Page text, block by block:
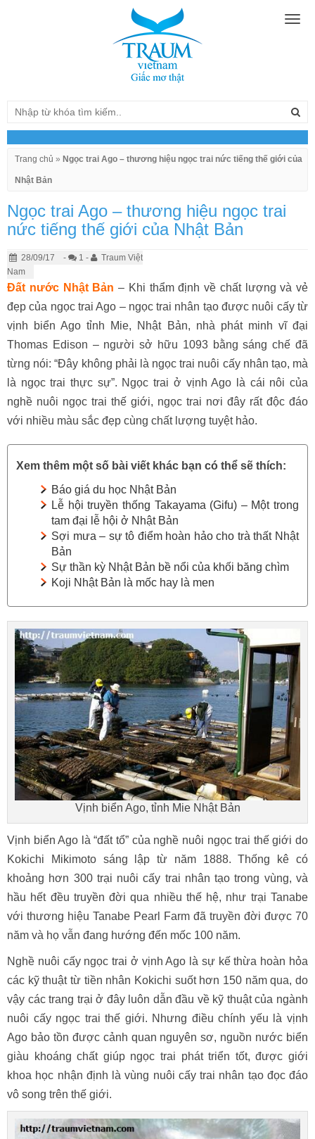
Trang chủ » Ngọc trai Ago – thương hiệu ngọc trai nức tiếng thế giới của
Nhật Bản
Ngọc trai Ago – thương hiệu ngọc trai
nức tiếng thế giới của Nhật Bản
28/09/17 - 1 -
Traum Việt
Nam
Đất nước Nhật Bản – Khi thẩm định về chất lượng và vẻ
đẹp của ngọc trai Ago – ngọc trai nhân tạo được nuôi cấy từ
vịnh biển Ago tỉnh Mie, Nhật Bản, nhà phát minh vĩ đại
Thomas Edison – người sở hữu 1093 bằng sáng chế đã
từng nói: “Đây không phải là ngọc trai nuôi cấy nhân tạo, mà
là ngọc trai thực sự”. Ngọc trai ở vịnh Ago là cái nôi của
nghề nuôi ngọc trai thế giới, ngọc trai nơi đây rất độc đáo
với nhiều màu sắc đẹp cùng chất lượng tuyệt hảo.
Xem thêm một số bài viết khác bạn có thể sẽ thích:
Báo giá du học Nhật Bản
Lễ hội truyền thống Takayama (Gifu) – Một trong
tam đại lễ hội ở Nhật Bản
Sợi mưa – sự tô điểm hoàn hảo cho trà thất Nhật
Bản
Sự thần kỳ Nhật Bản bề nổi của khối băng chìm
Koji Nhật Bản là mốc hay là men
Vịnh biển Ago, tỉnh Mie Nhật Bản
Vịnh biển Ago là “đất tổ” của nghề nuôi ngọc trai thế giới do
Kokichi Mikimoto sáng lập từ năm 1888. Thống kê có
khoảng hơn 300 trại nuôi cấy trai nhân tạo trong vùng, và
hầu hết đều truyền đời qua nhiều thế hệ, như trại Tanabe
với thương hiệu Tanabe Pearl Farm đã truyền đời được 70
năm và họ vẫn đang hướng đến mốc 100 năm.
Nghề nuôi cấy ngọc trai ở vịnh Ago là sự kế thừa hoàn hỏa
các kỹ thuật từ tiền nhân Kokichi suốt hơn 150 năm qua, do
vậy các trang trại ở đây luôn dẫn đầu về kỹ thuật của ngành
nuôi cấy ngọc trai thế giới. Nhưng điều chính yếu là vịnh
Ago bảo tồn được cảnh quan nguyên sơ, nguồn nước biển
giàu khoáng chất giúp ngọc trai phát triển tốt, được giới
khoa học nhận định là vùng nuôi cấy trai nhân tạo đọc đáo
vô song trên thế giới.